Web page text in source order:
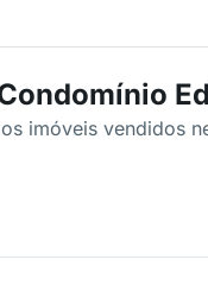
imóveis vendidos